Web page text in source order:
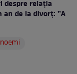
despre relația
de la divorț: ”A
noemi